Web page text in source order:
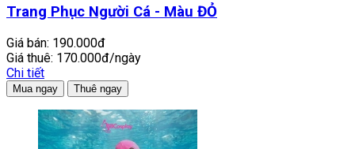
Trang Phục Người Cá - Màu ĐỎ
Giá bán: 190.000đ
Giá thuê: 170.000đ/ngày
Chi tiết
Mua ngay Thuê ngay